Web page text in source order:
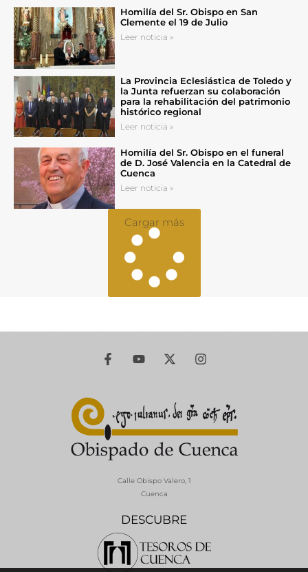
Homilía del Sr. Obispo en San
Clemente el 19 de Julio
Leer noticia »
La Provincia Eclesiástica de Toledo y
la Junta refuerzan su colaboración
para la rehabilitación del patrimonio
histórico regional
Leer noticia »
Homilía del Sr. Obispo en el funeral
de D. José Valencia en la Catedral de
Cuenca
Leer noticia »
Cargar más
DESCUBRE
Calle Obispo Valero, 1
Cuenca